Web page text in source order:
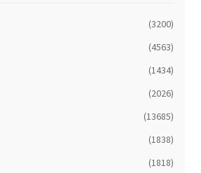
(3200)
(4563)
(1434)
(2026)
(13685)
(1838)
(1818)